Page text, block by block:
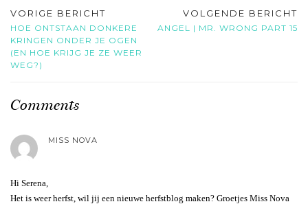
VORIGE BERICHT
HOE ONTSTAAN DONKERE
KRINGEN ONDER JE OGEN
(EN HOE KRIJG JE ZE WEER
WEG?)
VOLGENDE BERICHT
ANGEL | MR. WRONG PART 15
Comments
MISS NOVA
Hi Serena,
Het is weer herfst, wil jij een nieuwe herfstblog maken? Groetjes Miss Nova